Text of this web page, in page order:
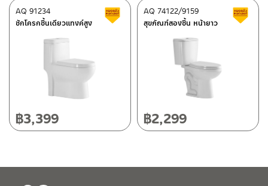
ศูนย์บริการและอะไหล่ เชียงใหม่
118/33 โครงการอรสิริน ม.8 ต.สันปูเลย อ.ดอยสะเก็ด เชียงใหม่
โทร: 080-075-2626
วันและเวลาทำการ
วันจันทร์ – วันศุกร์ เวลา 8:30-17:30 น.
วันเสาร์ เวลา 8:30-15:00 น.
ติดต่อ ชาญไพบูลย์ / Contact Us คลิกที่นี่
ชักโครกชิ้นเดียวแทงค์สูง
AQ 91234 สินค้าลดราคา เคลียร์สต็อก
฿3,399
สุขภัณฑ์สองชิ้น หน้ายาว
AQ 74122/9159
฿2,299